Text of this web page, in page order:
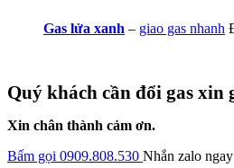
Gas lửa xanh – giao gas nhanh
Quý khách cần đổi gas xin
Xin chân thành cảm ơn.
Bấm gọi 0909.808.530 Nhắn zalo ngay